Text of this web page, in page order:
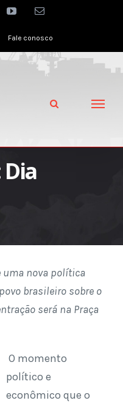
youtubeEmail
Fale conosco
uma nova política
brasileiro sobre o
será na Praça
O momento
político e
econômico que o